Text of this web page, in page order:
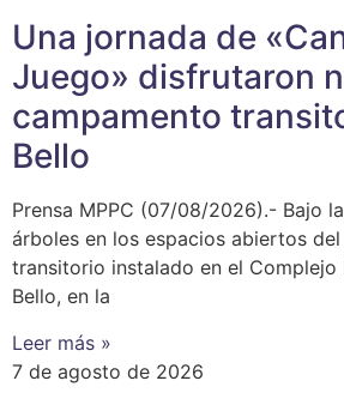
Una jornada de
Juego» disfrutaron
campamento
Bello
Prensa MPPC (07/08/2026).- Bajo
árboles en los espacios abiertos
transitorio instalado en el Complejo
Bello, en la
Leer más »
7 de agosto de 2026